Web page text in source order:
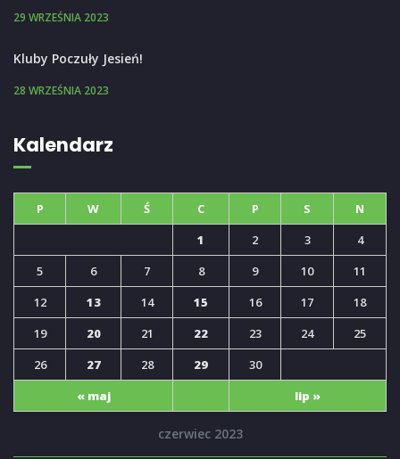
29 WRZEŚNIA 2023
Kluby Poczuły Jesień!
28 WRZEŚNIA 2023
Kalendarz
czerwiec 2023
P W Ś C P S N
« maj lip »
1 2 3
4
5
6 7 8 9 10
11
12
13 14 15 16 17
18
19
20 21 22 23 24
25
26
27 28 29 30